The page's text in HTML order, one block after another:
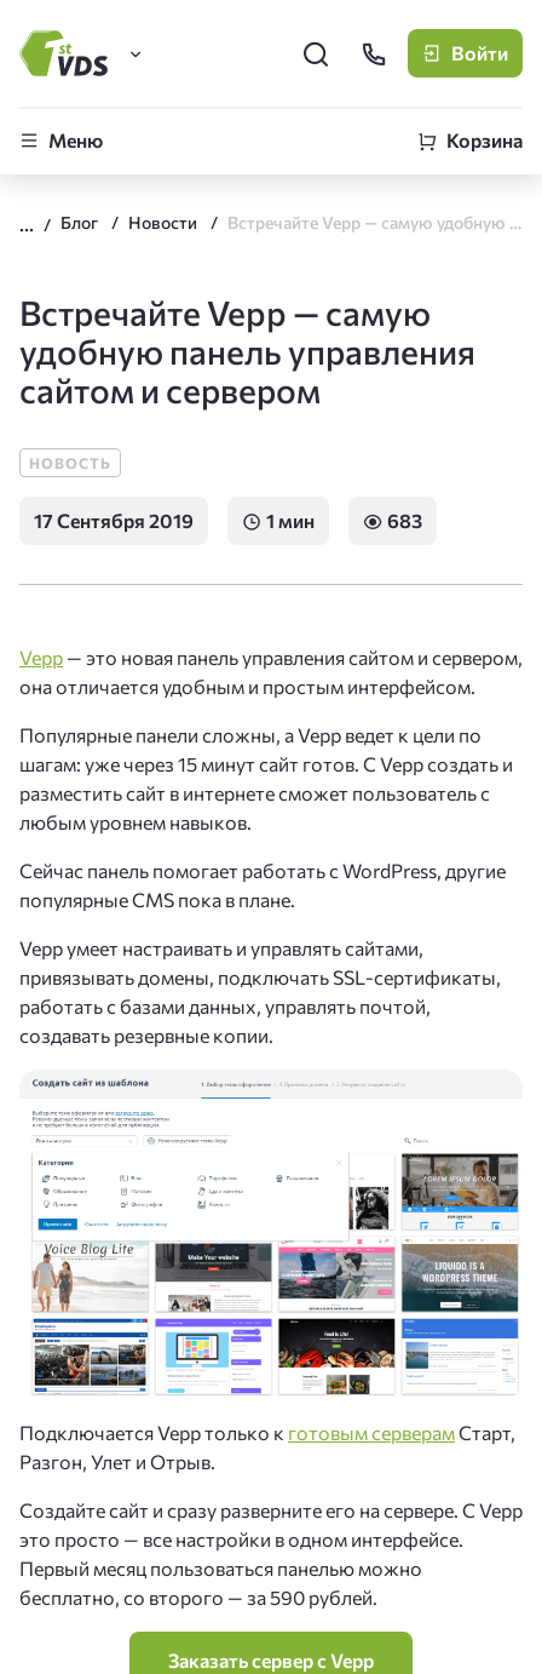
FirstVDS (вы здесь)
CLO
Войти
Меню Корзина
Блог Новости Встречайте Vepp — самую удобную панель управления сайтом и сервером
Встречайте Vepp — самую
удобную панель управления
сайтом и сервером
НОВОСТЬ
17 Сентября 2019 1 мин 683
Vepp — это новая панель управления сайтом и сервером,
она отличается удобным и простым интерфейсом.
Популярные панели сложны, а Vepp ведет к цели по
шагам: уже через 15 минут сайт готов. С Vepp создать и
разместить сайт в интернете сможет пользователь с
любым уровнем навыков.
Сейчас панель помогает работать с WordPress, другие
популярные CMS пока в плане.
Vepp умеет настраивать и управлять сайтами,
привязывать домены, подключать SSL-сертификаты,
работать с базами данных, управлять почтой,
создавать резервные копии.
Подключается Vepp только к готовым серверамСтарт,
Разгон, Улет и Отрыв.
Создайте сайт и сразу разверните его на сервере. С Vepp
это просто — все настройки в одном интерфейсе.
Первый месяц пользоваться панелью можно
бесплатно, со второго — за 590 рублей.
Заказать сервер с Vepp